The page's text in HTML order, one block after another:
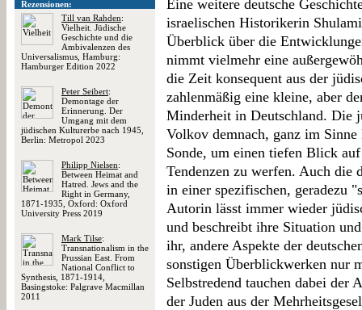
Rezensionen:
Till van Rahden:
Vielheit. Jüdische
Geschichte und die
Ambivalenzen des
Universalismus, Hamburg:
Hamburger Edition 2022
Peter Seibert:
Demontage der
Erinnerung. Der
Umgang mit dem
jüdischen Kulturerbe nach 1945,
Berlin: Metropol 2023
Philipp Nielsen:
Between Heimat and
Hatred. Jews and the
Right in Germany,
1871-1935, Oxford: Oxford
University Press 2019
Mark Tilse:
Transnationalism in the
Prussian East. From
National Conflict to
Synthesis, 1871-1914,
Basingstoke: Palgrave Macmillan
2011
Eine weitere deutsche
israelischen Historikerin
Überblick über die
nimmt vielmehr eine
die Zeit konsequent aus der
zahlenmäßig eine kleine, aber
Minderheit in Deutschland. Die
Volkov demnach, ganz im
Sonde, um einen tiefen Blick
Tendenzen zu werfen. Auch die
in einer spezifischen, geradezu
Autorin lässt immer wieder
und beschreibt ihre Situation
ihr, andere Aspekte der
sonstigen Überblickwerken nur
Selbstredend tauchen dabei der
der Juden aus der